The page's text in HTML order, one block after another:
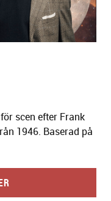
scen efter Frank
1946. Baserad på